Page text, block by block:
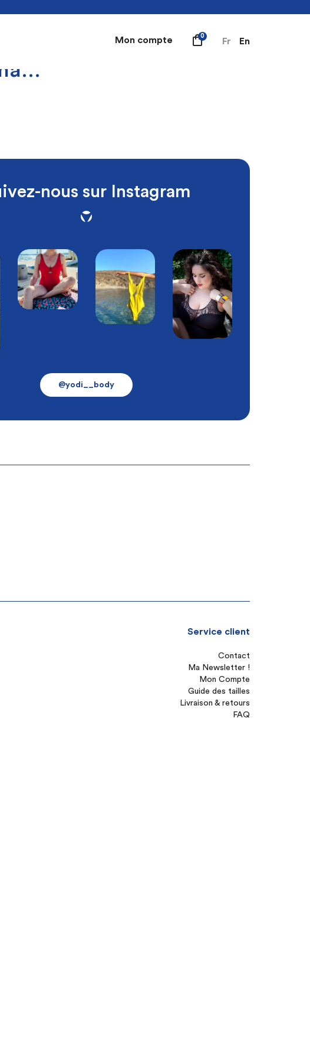
Mon compte 0
Fr En
nous sur Instagram
@yodi__body
Service client
Contact
Ma Newsletter !
Mon Compte
Guide des tailles
Livraison & retours
FAQ